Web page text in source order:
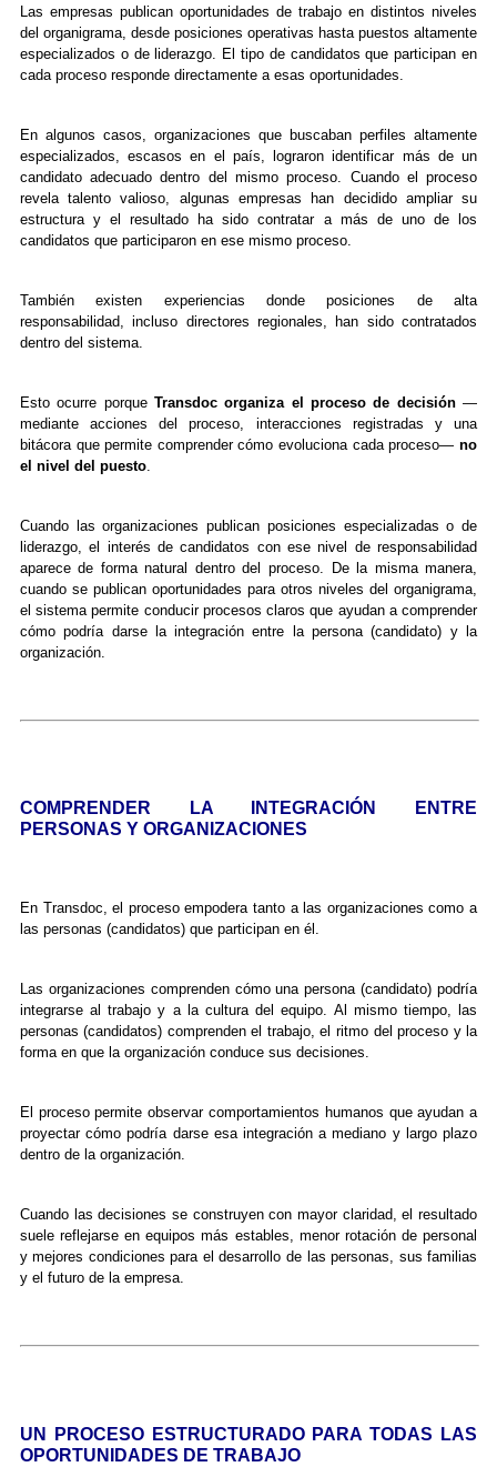
Las empresas publican oportunidades de trabajo en distintos niveles
del organigrama, desde posiciones operativas hasta puestos altamente
especializados o de liderazgo. El tipo de candidatos que participan en
cada proceso responde directamente a esas oportunidades.
En algunos casos, organizaciones que buscaban perfiles altamente
especializados, escasos en el país, lograron identificar más de un
candidato adecuado dentro del mismo proceso. Cuando el proceso
revela talento valioso, algunas empresas han decidido ampliar su
estructura y el resultado ha sido contratar a más de uno de los
candidatos que participaron en ese mismo proceso.
También existen experiencias donde posiciones de alta
responsabilidad, incluso directores regionales, han sido contratados
dentro del sistema.
Esto ocurre porque Transdoc organiza el proceso de decisión—
mediante acciones del proceso, interacciones registradas y una
bitácora que permite comprender cómo evoluciona cada proceso— no
el nivel del puesto.
Cuando las organizaciones publican posiciones especializadas o de
liderazgo, el interés de candidatos con ese nivel de responsabilidad
aparece de forma natural dentro del proceso. De la misma manera,
cuando se publican oportunidades para otros niveles del organigrama,
el sistema permite conducir procesos claros que ayudan a comprender
cómo podría darse la integración entre la persona (candidato) y la
organización.
COMPRENDER LA INTEGRACIÓN ENTRE
PERSONAS Y ORGANIZACIONES
En Transdoc, el proceso empodera tanto a las organizaciones como a
las personas (candidatos) que participan en él.
Las organizaciones comprenden cómo una persona (candidato) podría
integrarse al trabajo y a la cultura del equipo. Al mismo tiempo, las
personas (candidatos) comprenden el trabajo, el ritmo del proceso y la
forma en que la organización conduce sus decisiones.
El proceso permite observar comportamientos humanos que ayudan a
proyectar cómo podría darse esa integración a mediano y largo plazo
dentro de la organización.
Cuando las decisiones se construyen con mayor claridad, el resultado
suele reflejarse en equipos más estables, menor rotación de personal
y mejores condiciones para el desarrollo de las personas, sus familias
y el futuro de la empresa.
UN PROCESO ESTRUCTURADO PARA TODAS LAS
OPORTUNIDADES DE TRABAJO